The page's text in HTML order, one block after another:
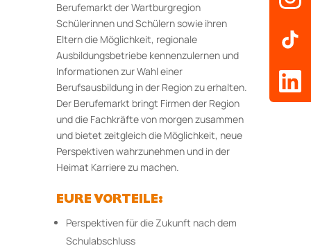
Berufemarkt der Wartburgregion
Schülerinnen und Schülern sowie ihren
Eltern die Möglichkeit, regionale
Ausbildungsbetriebe kennenzulernen und
Informationen zur Wahl einer
Berufsausbildung in der Region zu erhalten.
Der Berufemarkt bringt Firmen der Region
und die Fachkräfte von morgen zusammen
und bietet zeitgleich die Möglichkeit, neue
Perspektiven wahrzunehmen und in der
Heimat Karriere zu machen.
EURE VORTEILE:
Perspektiven für die Zukunft nach dem
Schulabschluss